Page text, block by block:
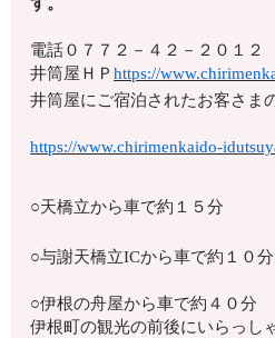
す。
電話０７７２－４２－２０１２
井筒屋ＨＰhttps://
井筒屋にご宿泊されたお客さま
https://www.chirimenkaido-
○天橋立から車で約１５分
○与謝天橋立ICから車で約１０分
○伊根の舟屋から車で約４０分
伊根町の観光の前後にいらっし